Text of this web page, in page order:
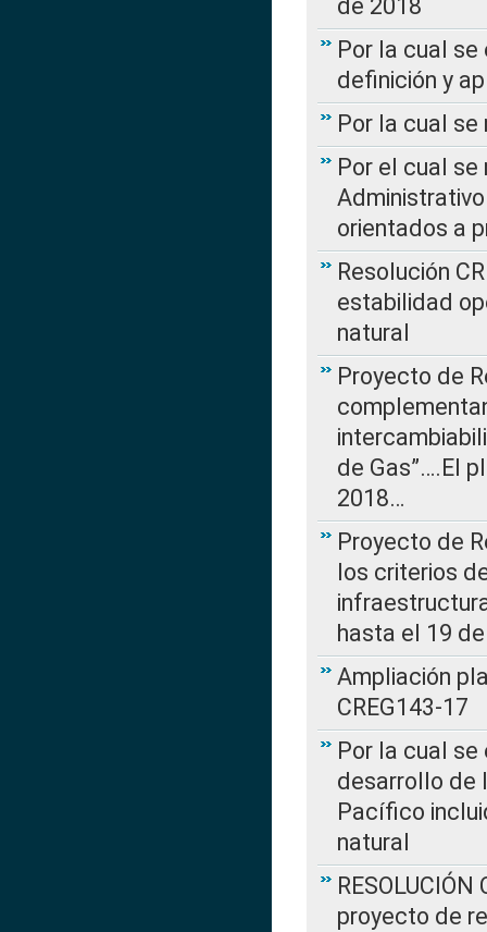
de 2018
Por la cual
definición y
Por la cual
Por el cual
orientados a
Resolución
estabilidad
natural
Proyecto de
de Gas”….El
2018…
Proyecto de
los criterios
hasta el 19
Ampliación
CREG143-17
Por la cual
desarrollo de
Pacífico
natural
proyecto de